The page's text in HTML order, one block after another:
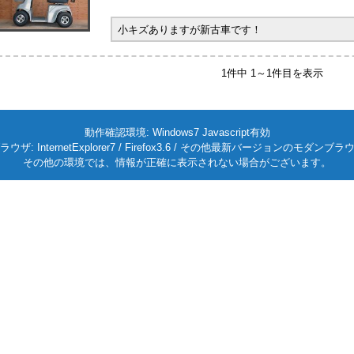
小キズありますが新古車です！
1件中 1～1件目を表示
動作確認環境: Windows7 Javascript有効
ウザ: InternetExplorer7 / Firefox3.6 / その他最新バージョンのモダンブラ
その他の環境では、情報が正確に表示されない場合がございます。